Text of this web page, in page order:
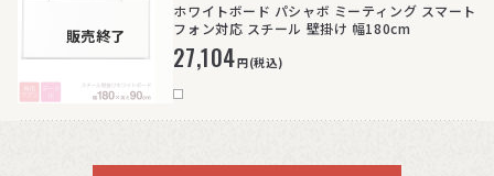
販売終了
ホワイトボード パシャボ ミーティング スマート
フォン対応 スチール 壁掛け 幅180cm
27,104円(税込)